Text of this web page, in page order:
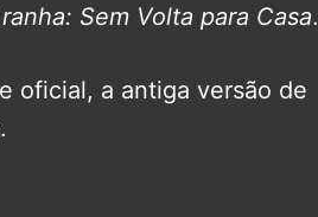
Sem Volta para Casa.
oficial, a antiga versão de